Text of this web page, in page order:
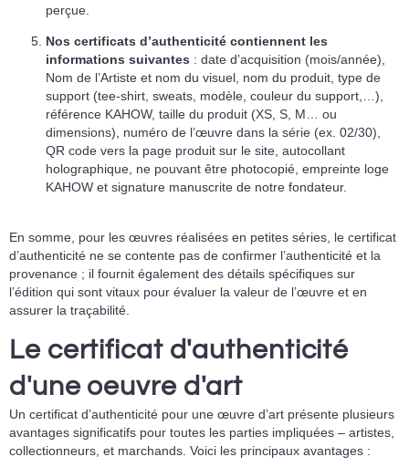
perçue.
Nos certificats d’authenticité contiennent les
informations suivantes : date d’acquisition (mois/année),
Nom de l’Artiste et nom du visuel, nom du produit, type de
support (tee-shirt, sweats, modèle, couleur du support,…),
référence KAHOW, taille du produit (XS, S, M… ou
dimensions), numéro de l’œuvre dans la série (ex. 02/30),
QR code vers la page produit sur le site, autocollant
holographique, ne pouvant être photocopié, empreinte loge
KAHOW et signature manuscrite de notre fondateur.
En somme, pour les œuvres réalisées en petites séries, le certificat
d’authenticité ne se contente pas de confirmer l’authenticité et la
provenance ; il fournit également des détails spécifiques sur
l’édition qui sont vitaux pour évaluer la valeur de l’œuvre et en
assurer la traçabilité.
Le certificat d'authenticité
d'une oeuvre d'art
Un certificat d’authenticité pour une œuvre d’art présente plusieurs
avantages significatifs pour toutes les parties impliquées – artistes,
collectionneurs, et marchands. Voici les principaux avantages :